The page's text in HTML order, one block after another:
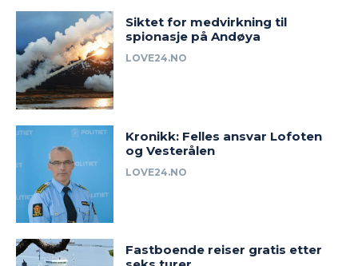
Siktet for medvirkning til
spionasje på Andøya
LOVE24.NO
Kronikk: Felles ansvar Lofoten
og Vesterålen
LOVE24.NO
Fastboende reiser gratis etter